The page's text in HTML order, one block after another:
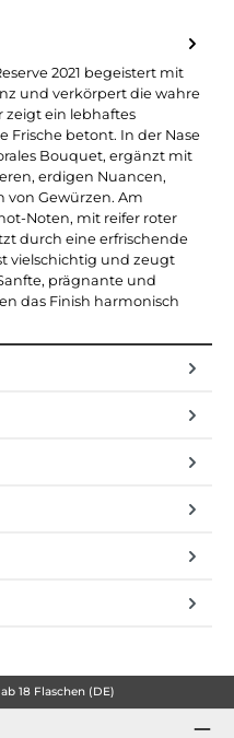
2021 begeistert mit
und verkörpert die wahre
zeigt ein lebhaftes
Frische betont. In der Nase
Bouquet, ergänzt mit
erdigen Nuancen,
von Gewürzen. Am
Noten, mit reifer roter
durch eine erfrischende
vielschichtig und zeugt
prägnante und
das Finish harmonisch
18 Flaschen (DE)